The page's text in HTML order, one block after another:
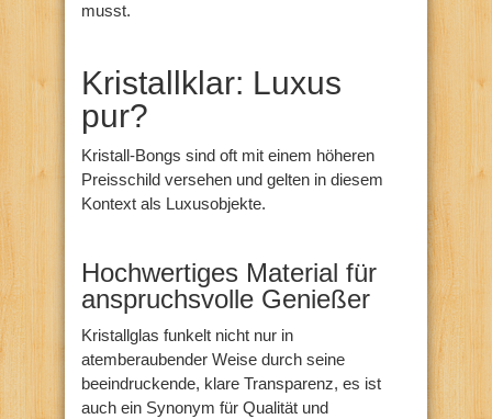
musst.
Kristallklar: Luxus
pur?
Kristall-Bongs sind oft mit einem höheren
Preisschild versehen und gelten in diesem
Kontext als Luxusobjekte.
Hochwertiges Material für
anspruchsvolle Genießer
Kristallglas funkelt nicht nur in
atemberaubender Weise durch seine
beeindruckende, klare Transparenz, es ist
auch ein Synonym für Qualität und